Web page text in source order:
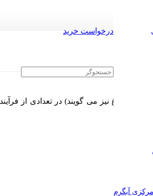
آبگرم
درخواست خرید
حرارتی
داغ نیز می گویند) در تعدادی از